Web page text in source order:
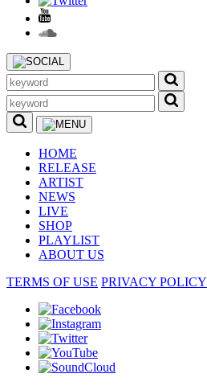
HOME
RELEASE
ARTIST
NEWS
LIVE
SHOP
PLAYLIST
ABOUT US
TERMS OF USE PRIVACY POLICY